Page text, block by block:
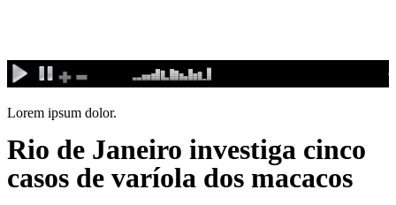
conteúdo
Lorem ipsum dolor.
Rio de Janeiro investiga cinco
casos de varíola dos macacos